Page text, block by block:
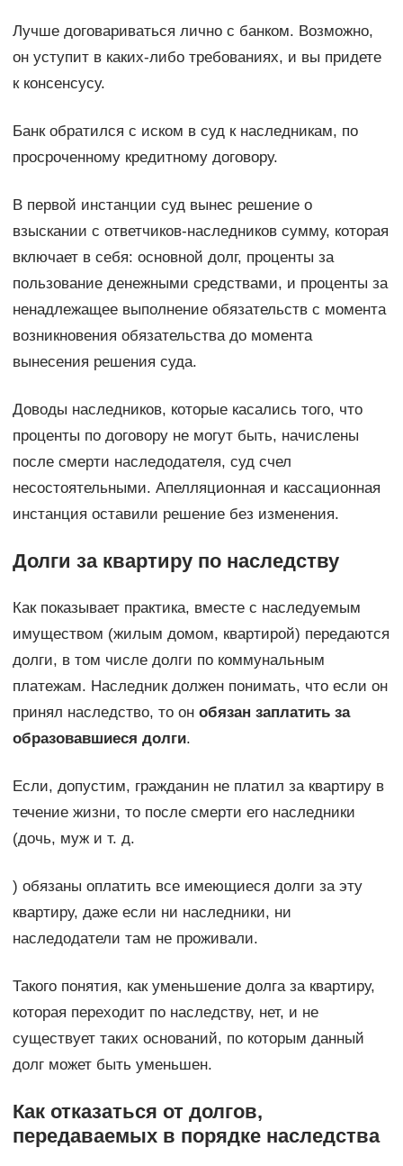
Лучше договариваться лично с банком. Возможно,
он уступит в каких-либо требованиях, и вы придете
к консенсусу.
Банк обратился с иском в суд к наследникам, по
просроченному кредитному договору.
В первой инстанции суд вынес решение о
взыскании с ответчиков-наследников сумму, которая
включает в себя: основной долг, проценты за
пользование денежными средствами, и проценты за
ненадлежащее выполнение обязательств с момента
возникновения обязательства до момента
вынесения решения суда.
Доводы наследников, которые касались того, что
проценты по договору не могут быть, начислены
после смерти наследодателя, суд счел
несостоятельными. Апелляционная и кассационная
инстанция оставили решение без изменения.
Долги за квартиру по наследству
Как показывает практика, вместе с наследуемым
имуществом (жилым домом, квартирой) передаются
долги, в том числе долги по коммунальным
платежам. Наследник должен понимать, что если он
принял наследство, то он обязан заплатить за
образовавшиеся долги.
Если, допустим, гражданин не платил за квартиру в
течение жизни, то после смерти его наследники
(дочь, муж и т. д.
) обязаны оплатить все имеющиеся долги за эту
квартиру, даже если ни наследники, ни
наследодатели там не проживали.
Такого понятия, как уменьшение долга за квартиру,
которая переходит по наследству, нет, и не
существует таких оснований, по которым данный
долг может быть уменьшен.
Как отказаться от долгов,
передаваемых в порядке наследства